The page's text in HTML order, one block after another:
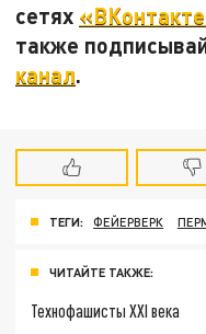
сетях
также
канал.
ТЕГИ: ФЕЙЕРВЕРК
ЧИТАЙТЕ ТАКЖЕ:
Технофашисты XXI века